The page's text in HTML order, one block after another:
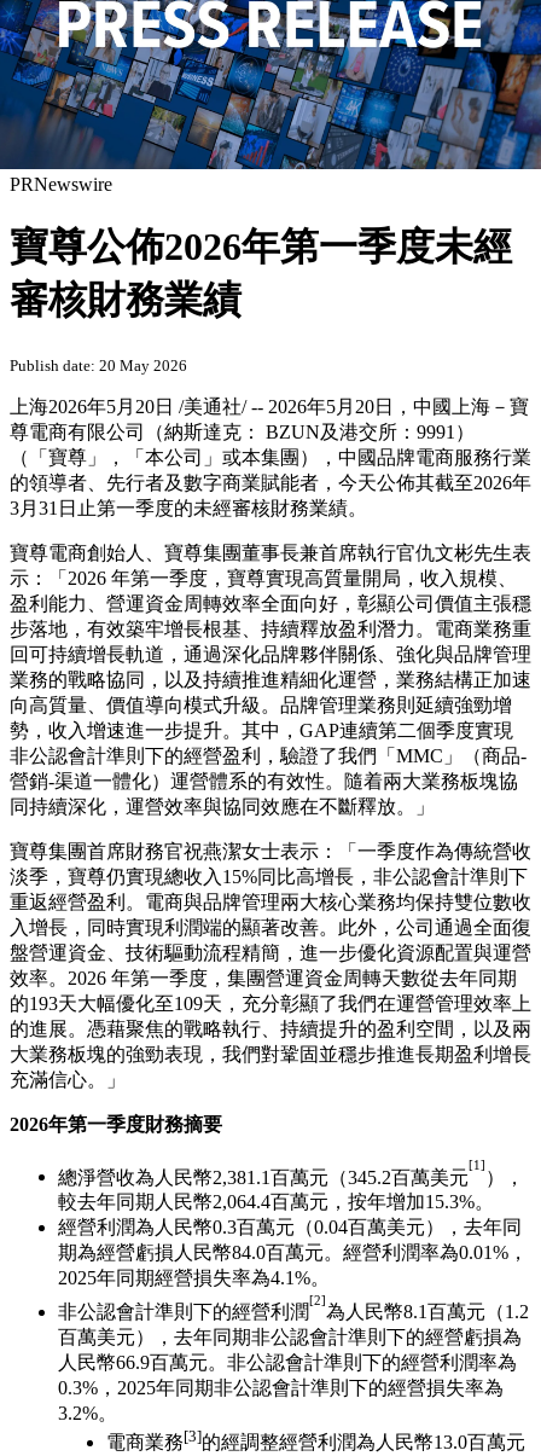
PRNewswire
寶尊公佈2026年第一季度未經
審核財務業績
Publish date: 20 May 2026
上海2026年5月20日 /美通社/ -- 2026年5月20日，中國上海－寶
尊電商有限公司（納斯達克： BZUN及港交所：9991）
（「寶尊」，「本公司」或本集團），中國品牌電商服務行業
的領導者、先行者及數字商業賦能者，今天公佈其截至2026年
3月31日止第一季度的未經審核財務業績。
寶尊電商創始人、寶尊集團董事長兼首席執行官仇文彬先生表
示：「2026 年第一季度，寶尊實現高質量開局，收入規模、
盈利能力、營運資金周轉效率全面向好，彰顯公司價值主張穩
步落地，有效築牢增長根基、持續釋放盈利潛力。電商業務重
回可持續增長軌道，通過深化品牌夥伴關係、強化與品牌管理
業務的戰略協同，以及持續推進精細化運營，業務結構正加速
向高質量、價值導向模式升級。品牌管理業務則延續強勁增
勢，收入增速進一步提升。其中，GAP連續第二個季度實現
非公認會計準則下的經營盈利，驗證了我們「MMC」（商品-
營銷-渠道一體化）運營體系的有效性。隨着兩大業務板塊協
同持續深化，運營效率與協同效應在不斷釋放。」
寶尊集團首席財務官祝燕潔女士表示：「一季度作為傳統營收
淡季，寶尊仍實現總收入15%同比高增長，非公認會計準則下
重返經營盈利。電商與品牌管理兩大核心業務均保持雙位數收
入增長，同時實現利潤端的顯著改善。此外，公司通過全面復
盤營運資金、技術驅動流程精簡，進一步優化資源配置與運營
效率。2026 年第一季度，集團營運資金周轉天數從去年同期
的193天大幅優化至109天，充分彰顯了我們在運營管理效率上
的進展。憑藉聚焦的戰略執行、持續提升的盈利空間，以及兩
大業務板塊的強勁表現，我們對鞏固並穩步推進長期盈利增長
充滿信心。」
2026年第一季度財務摘要
總淨營收為人民幣2,381.1百萬元（345.2百萬美元
[1]
），
較去年同期人民幣2,064.4百萬元，按年增加15.3%。
經營利潤為人民幣0.3百萬元（0.04百萬美元），去年同
期為經營虧損人民幣84.0百萬元。經營利潤率為0.01%，
2025年同期經營損失率為4.1%。
非公認會計準則下的經營利潤
[2]
為人民幣8.1百萬元（1.2
百萬美元），去年同期非公認會計準則下的經營虧損為
人民幣66.9百萬元。非公認會計準則下的經營利潤率為
0.3%，2025年同期非公認會計準則下的經營損失率為
3.2%。
電商業務[3]的經調整經營利潤為人民幣13.0百萬元